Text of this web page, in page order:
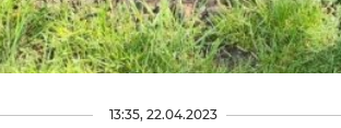
13:35, 22.04.2023